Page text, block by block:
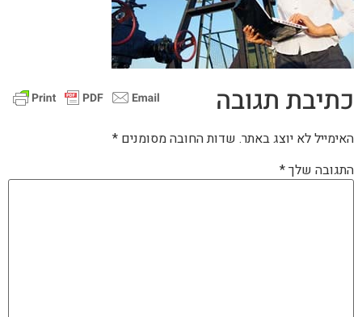
כתיבת תגובה
האימייל לא יוצג באתר. שדות החובה מסומנים *
התגובה שלך*